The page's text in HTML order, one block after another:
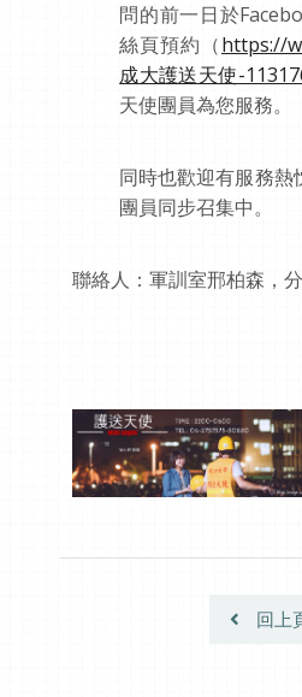
問的前一日於
絲頁預約（https://
成大護送天使-
天使團員為您服務。
同時也歡迎有服務熱
團員同步召集中。
聯絡人：軍訓室邢柏森，分
回上